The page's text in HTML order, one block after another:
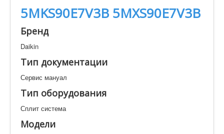
Монтаж
Сервисное обслуживание
Техническая документация
Статьи
Техническая документация
5MKS90E7V3B 5MXS90E7V3B
Бренд
Daikin
Тип документации
Сервис мануал
Тип оборудования
Сплит система
Модели